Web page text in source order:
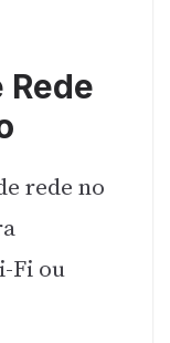
rede no
Fi ou